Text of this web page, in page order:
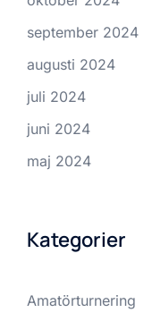
september 2024
augusti 2024
juli 2024
juni 2024
maj 2024
Kategorier
Amatörturnering